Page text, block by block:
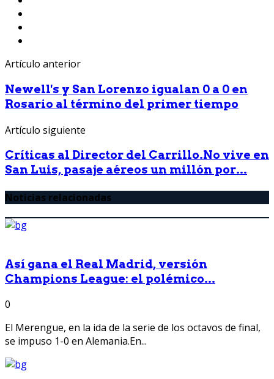
Artículo anterior
Newell's y San Lorenzo igualan 0 a 0 en
Rosario al término del primer tiempo
Artículo siguiente
Críticas al Director del Carrillo.No vive en
San Luis, pasaje aéreos un millón por...
Noticias relacionadas
Así gana el Real Madrid, versión
Champions League: el polémico...
0
El Merengue, en la ida de la serie de los octavos de final,
se impuso 1-0 en Alemania.En...